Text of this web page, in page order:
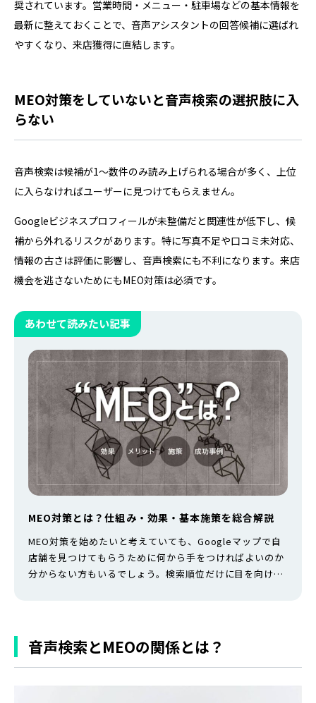
奨されています。営業時間・メニュー・駐車場などの基本情報を
最新に整えておくことで、音声アシスタントの回答候補に選ばれ
やすくなり、来店獲得に直結します。
MEO対策をしていないと音声検索の選択肢に入
らない
音声検索は候補が1〜数件のみ読み上げられる場合が多く、上位
に入らなければユーザーに見つけてもらえません。
Googleビジネスプロフィールが未整備だと関連性が低下し、候
補から外れるリスクがあります。特に写真不足や口コミ未対応、
情報の古さは評価に影響し、音声検索にも不利になります。来店
機会を逃さないためにもMEO対策は必須です。
あわせて読みたい記事
MEO対策とは？仕組み・効果・基本施策を総合解説
MEO対策を始めたいと考えていても、Googleマップで自
店舗を見つけてもらうために何から手をつければよいのか
分からない方もいるでしょう。検索順位だけに目を向け
ジネスプロフィールの情報を正確に整え、写真や口コミ、
Webサイトを運用し…
音声検索とMEOの関係とは？